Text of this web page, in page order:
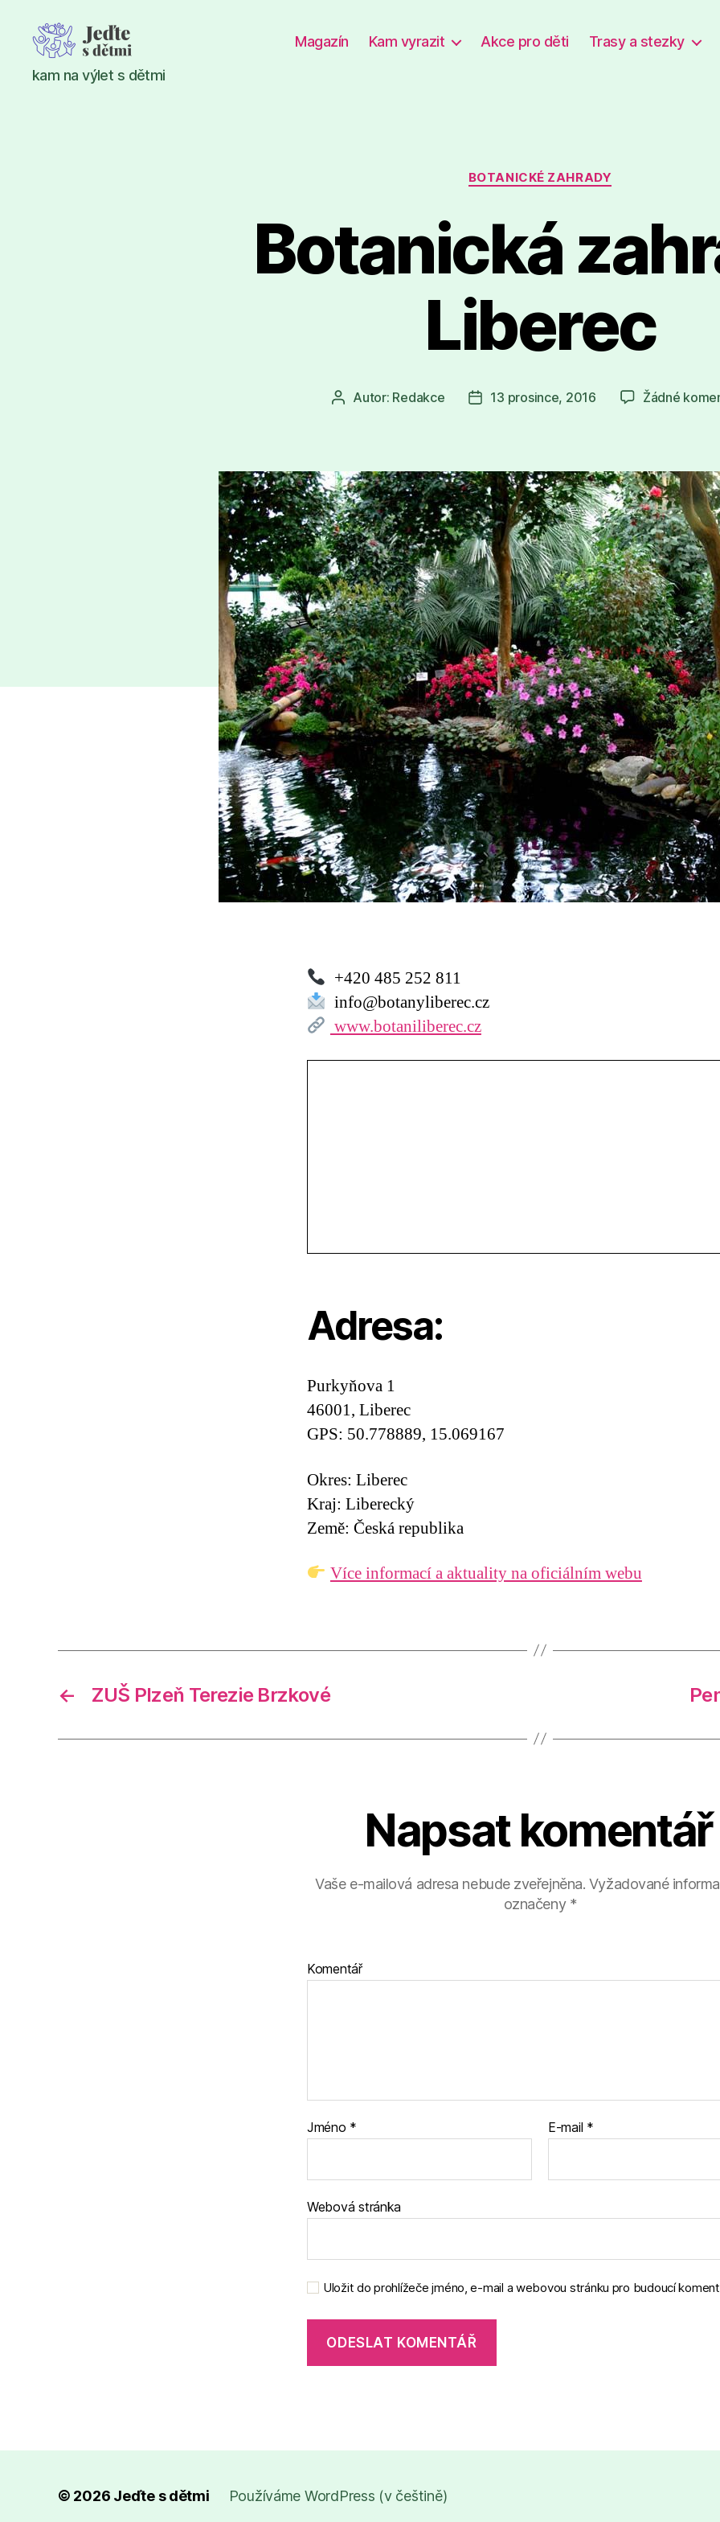
Jeďte
s
kam na výlet s dětmi
Magazín Kam vyrazit Akce pro děti Trasy a stezky
Rubriky
BOTANICKÉ ZAHRADY
Botanická
Liberec
AutorAutor: Redakce
Datum
13 prosince, 2016 Žádné
+420 485 252 811
info@botanyliberec.cz
www.botaniliberec.cz
Adresa:
Purkyňova 1
46001, Liberec
GPS: 50.778889, 15.069167
Okres: Liberec
Kraj: Liberecký
Země: Česká republika
Více informací a aktuality na oficiálním webu
← ZUŠ Plzeň Terezie Brzkové
Napsat komentář
Vaše e-mailová adresa nebude zveřejněna. Vyžadované
označeny *
Komentář
Jméno * E-mail *
Webová stránka
Uložit do prohlížeče jméno, e-mail a webovou stránku pro budoucí
© 2026 Jeďte s dětmi Používáme WordPress (v češtině)